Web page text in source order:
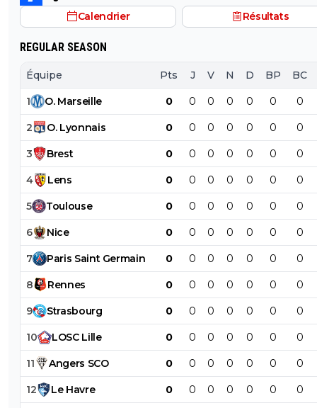
Voila voila
Calendrier Résultats
REGULAR SEASON
Équipe Pts J V N D BP BC
1 O. Marseille 0 0 0 0 0 0 0
2 O. Lyonnais 0 0 0 0 0 0 0
3 Brest 0 0 0 0 0 0 0
4 Lens 0 0 0 0 0 0 0
5 Toulouse 0 0 0 0 0 0 0
6 Nice 0 0 0 0 0 0 0
7 Paris Saint Germain 0 0 0 0 0 0 0
8 Rennes 0 0 0 0 0 0 0
9 Strasbourg 0 0 0 0 0 0 0
10 LOSC Lille 0 0 0 0 0 0 0
11 Angers SCO 0 0 0 0 0 0 0
12 Le Havre 0 0 0 0 0 0 0